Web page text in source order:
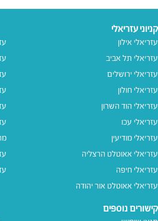
קניוני עזריאלי
עזריאלי אילון
עזריאלי תל אביב
עזריאלי ירושלים
עזריאלי חולון
עזריאלי הוד השרון
עזריאלי עכו
עזריאלי מודיעין
עזריאלי אאוטלט הרצליה
עזריאלי חיפה
עזריאלי אאוטלט אור יהודה
קישורים נוספים